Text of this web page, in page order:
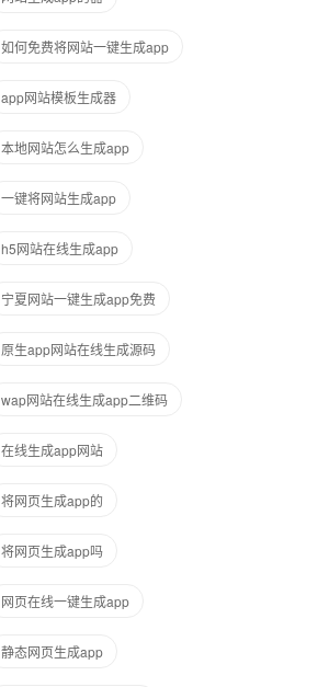
如何免费将网站一键生成app
app网站模板生成器
本地网站怎么生成app
一键将网站生成app
h5网站在线生成app
宁夏网站一键生成app免费
原生app网站在线生成源码
wap网站在线生成app二维码
在线生成app网站
将网页生成app的
将网页生成app吗
网页在线一键生成app
静态网页生成app